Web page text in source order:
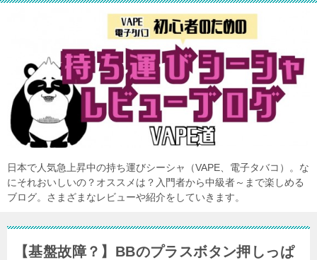
日本で人気急上昇中の持ち運びシーシャ（VAPE、電子タバコ）。な
にそれおいしいの？オススメは？入門者から中級者～まで楽しめる
ブログ。さまざまなレビューや紹介をしていきます。
【基盤故障？】BBのプラスボタン押しっぱ